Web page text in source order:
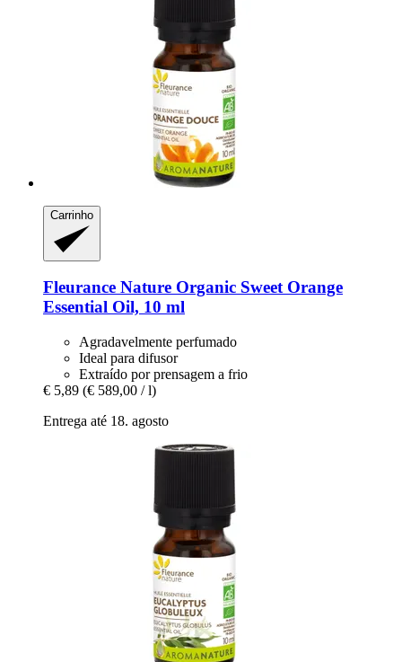
Carrinho
Fleurance Nature Organic Sweet Orange
Essential Oil, 10 ml
Agradavelmente perfumado
Ideal para difusor
Extraído por prensagem a frio
€ 5,89 (€ 589,00 / l)
Entrega até 18. agosto